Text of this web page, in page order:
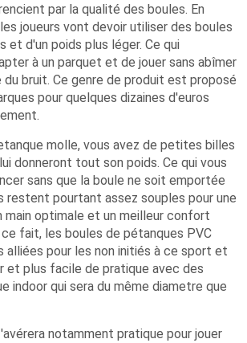
par la qualité des boules. En
joueurs vont devoir utiliser des boules
et d'un poids plus léger. Ce qui
à un parquet et de jouer sans abîmer
bruit. Ce genre de produit est proposé
pour quelques dizaines d'euros
molle, vous avez de petites billes
donneront tout son poids. Ce qui vous
sans que la boule ne soit emportée
restent pourtant assez souples pour une
main optimale et un meilleur confort
fait, les boules de pétanques PVC
alliées pour les non initiés à ce sport et
et plus facile de pratique avec des
indoor qui sera du même diametre que
notamment pratique pour jouer